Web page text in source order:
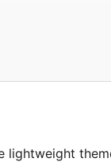
lightweight